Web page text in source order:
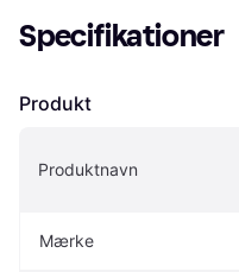
Specifikationer
Produkt
Produktnavn
Mærke